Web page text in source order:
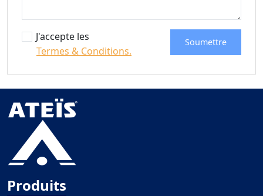
J'accepte les
Termes & Conditions.
Soumettre
Produits